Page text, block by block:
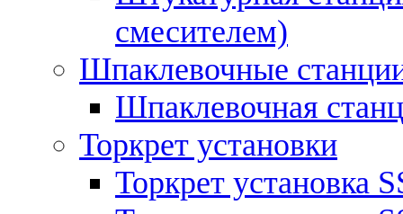
смесителем)
Шпаклевочные
Шпаклевочная
Торкрет установки
Торкрет установка